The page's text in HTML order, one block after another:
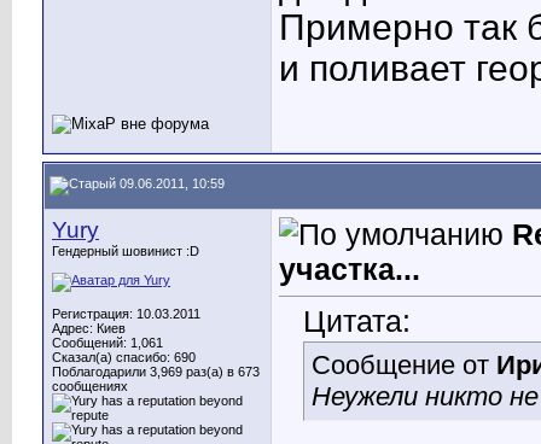
Примерно так
и поливает
09.06.2011, 10:59
Yury
Гендерный шовинист :D
Регистрация: 10.03.2011
Адрес: Киев
Сообщений: 1,061
Сказал(а) спасибо: 690
Поблагодарили 3,969 раз(а) в 673
сообщениях
участка...
Цитата:
Сообщение от
Неужели никто